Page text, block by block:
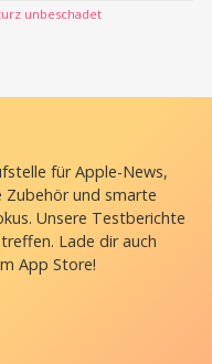
unbeschadet
für Apple-News,
Zubehör und smarte
Unsere Testberichte
Lade dir auch
App Store!